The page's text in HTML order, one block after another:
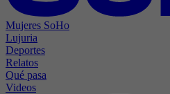
Mujeres SoHo
Lujuria
Deportes
Relatos
Qué pasa
Videos